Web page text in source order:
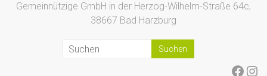
Gemeinnützige GmbH in der Herzog-Wilhelm-Straße 64c,
38667 Bad Harzburg